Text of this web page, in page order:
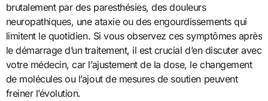
brutalement par des paresthésies, des douleurs
neuropathiques, une ataxie ou des engourdissements qui
limitent le quotidien. Si vous observez ces symptômes après
le démarrage d’un traitement, il est crucial d’en discuter avec
votre médecin, car l’ajustement de la dose, le changement
de molécules ou l’ajout de mesures de soutien peuvent
freiner l’évolution.